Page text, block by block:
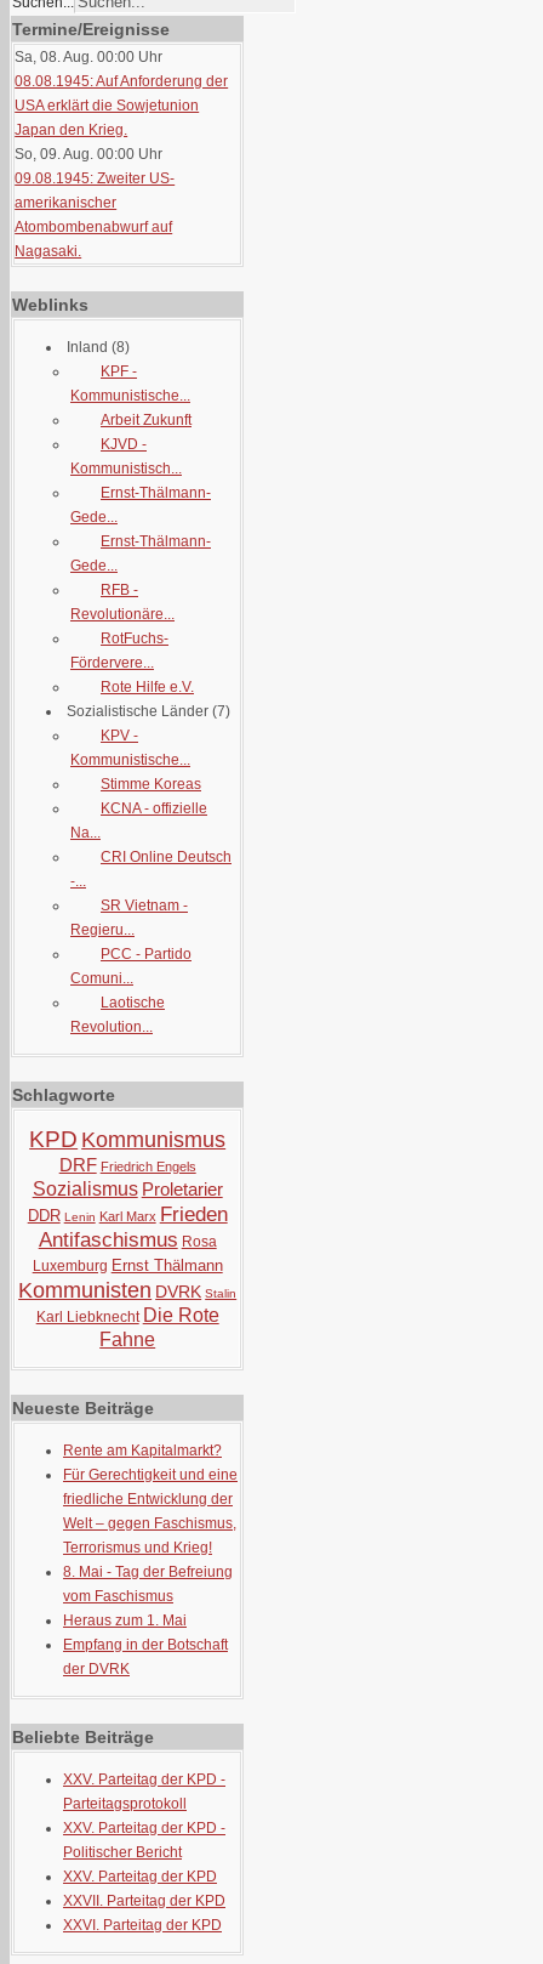
Termine/Ereignisse
Sa, 08. Aug. 00:00 Uhr
08.08.1945: Auf Anforderung der
USA erklärt die Sowjetunion
Japan den Krieg.
So, 09. Aug. 00:00 Uhr
09.08.1945: Zweiter US-
amerikanischer
Atombombenabwurf auf
Nagasaki.
Weblinks
Inland (8)
KPF -
Kommunistische...
Arbeit Zukunft
KJVD -
Kommunistisch...
Ernst-Thälmann-
Gede...
Ernst-Thälmann-
Gede...
RFB -
Revolutionäre...
RotFuchs-
Fördervere...
Rote Hilfe e.V.
Sozialistische Länder (7)
KPV -
Kommunistische...
Stimme Koreas
KCNA - offizielle
Na...
CRI Online Deutsch
-...
SR Vietnam -
Regieru...
PCC - Partido
Comuni...
Laotische
Revolution...
Schlagworte
KPD Kommunismus
DRF Friedrich Engels
Sozialismus Proletarier
DDR Lenin Karl Marx Frieden
Antifaschismus Rosa
Luxemburg Ernst Thälmann
Kommunisten DVRK Stalin
Karl Liebknecht Die Rote
Fahne
Neueste Beiträge
Rente am Kapitalmarkt?
Für Gerechtigkeit und eine
friedliche Entwicklung der
Welt – gegen Faschismus,
Terrorismus und Krieg!
8. Mai - Tag der Befreiung
vom Faschismus
Heraus zum 1. Mai
Empfang in der Botschaft
der DVRK
Beliebte Beiträge
XXV. Parteitag der KPD -
Parteitagsprotokoll
XXV. Parteitag der KPD -
Politischer Bericht
XXV. Parteitag der KPD
XXVII. Parteitag der KPD
XXVI. Parteitag der KPD